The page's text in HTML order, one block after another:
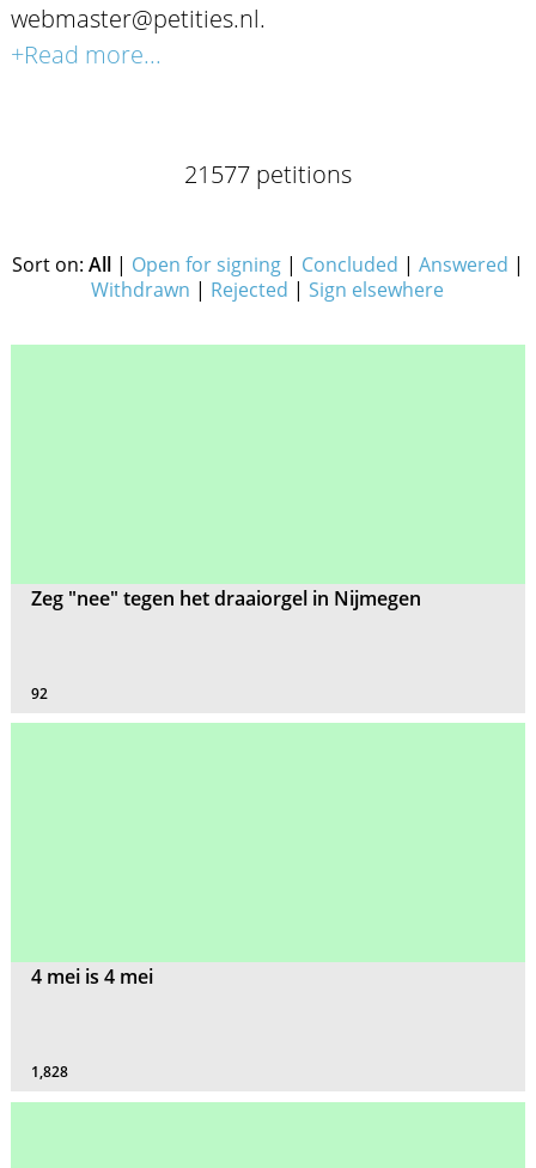
webmaster@petities.nl.
+Read more...
21577 petitions
Sort on: All| Open for signing| Concluded | Answered |
Withdrawn | Rejected |Sign elsewhere
Zeg "nee" tegen het draaiorgel in Nijmegen
92
4 mei is 4 mei
1,828